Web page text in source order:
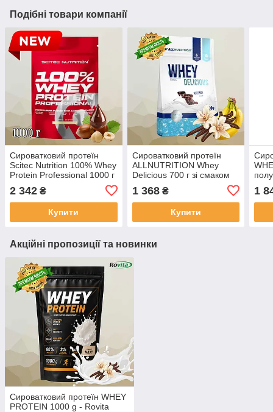
Подібні товари компанії
Сироватковий протеїн
Scitec Nutrition 100% Whey
Protein Professional 1000 г
2 342 ₴
Купити
Сироватковий протеїн
ALLNUTRITION Whey
Delicious 700 г зі смаком
1 368₴
Купити
1
Акційні пропозиції та новинки
Сироватковий протеїн WHEY
PROTEIN 1000 g - Rovita